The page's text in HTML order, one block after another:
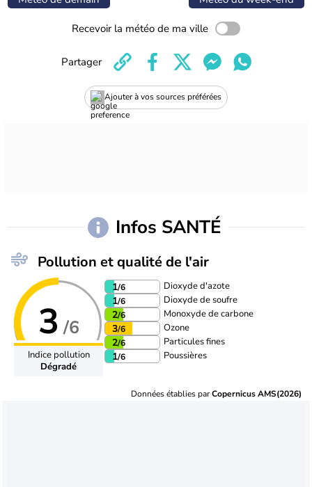
Recevoir la météo de ma ville
Ajouter à vos sources préférées
Partager
Infos SANTÉ
Pollution et qualité de l'air
3 /6
Indice pollution
Dégradé
1/6 Dioxyde d'azote
1/6 Dioxyde de soufre
2/6 Monoxyde de carbone
3/6 Ozone
2/6 Particules fines
1/6 Poussières
Données établies parCopernicus AMS(2026)